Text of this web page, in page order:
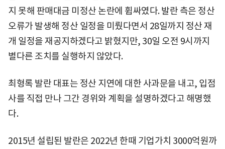
지 못해 판매대금 미정산 논란에 휩싸였다. 발란 측은 정산
오류가 발생해 정산 일정을 미뤘다면서 28일까지 정산 재
개 일정을 재공지하겠다고 밝혔지만, 30일 오전 9시까지
별다른 조치를 실행하지 않았다.
최형록 발란 대표는 정산 지연에 대한 사과문을 내고, 입점
사를 직접 만나 그간 경위와 계획을 설명하겠다고 해명했
다.
2015년 설립된 발란은 2022년 한때 기업가치 3000억원까